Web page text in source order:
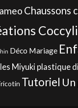
Chaussons
Déco Mariage
Miyuki plastique
Tutoriel